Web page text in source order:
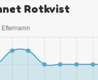
Rotkvist